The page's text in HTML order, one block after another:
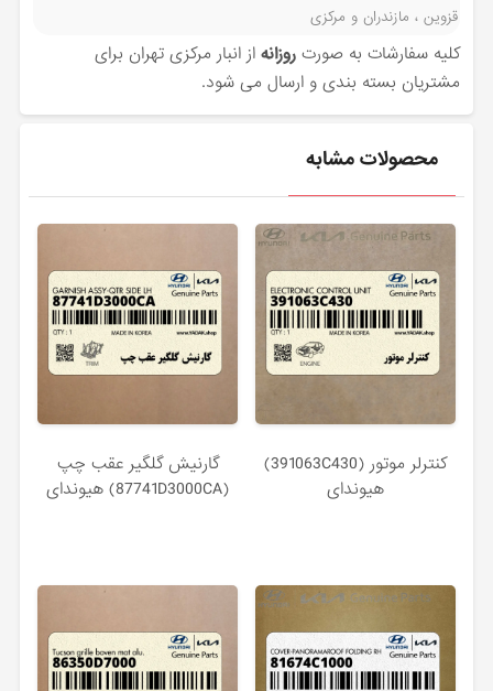
قزوین ، مازندران و مرکزی
کلیه سفارشات به صورتروزانه از انبار مرکزی تهران برای
مشتریان بسته بندی و ارسال می شود.
محصولات مشابه
كنترلر موتور (391063C430)
هیوندای
گارنيش گلگير عقب چپ
(87741D3000CA) هیوندای